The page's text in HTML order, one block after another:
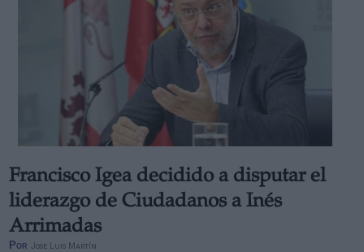
Francisco Igea decidido a disputar el
liderazgo de Ciudadanos a Inés
Arrimadas
Por Jose Luis Martín